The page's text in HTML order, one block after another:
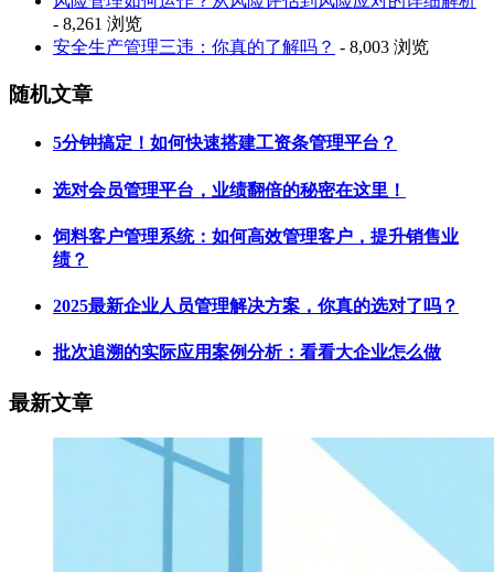
- 8,261 浏览
安全生产管理三违：你真的了解吗？ - 8,003 浏览
随机文章
5分钟搞定！如何快速搭建工资条管理平台？
选对会员管理平台，业绩翻倍的秘密在这里！
饲料客户管理系统：如何高效管理客户，提升销售业
绩？
2025最新企业人员管理解决方案，你真的选对了吗？
批次追溯的实际应用案例分析：看看大企业怎么做
最新文章